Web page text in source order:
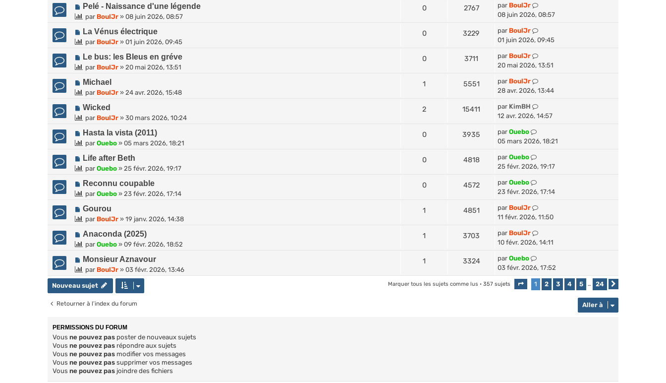
Pelé - Naissance d'une légende
par BoulJr » 08 juin 2026, 08:57
0 2767 par BoulJr
08 juin 2026, 08:57
La Vénus électrique
par BoulJr » 01 juin 2026, 09:45
0 3229 par BoulJr
01 juin 2026, 09:45
Le bus: les Bleus en gréve
par BoulJr » 20 mai 2026, 13:51
0 3711 par BoulJr
20 mai 2026, 13:51
Michael
par BoulJr » 24 avr. 2026, 15:48
1 5551 par BoulJr
28 avr. 2026, 13:44
Wicked
par BoulJr » 30 mars 2026, 10:24
2 15411 par KimBH
12 avr. 2026, 14:57
Hasta la vista (2011)
par Ouebo » 05 mars 2026, 18:21
0 3935 par Ouebo
05 mars 2026, 18:21
Life after Beth
par Ouebo » 25 févr. 2026, 19:17
0 4818 par Ouebo
25 févr. 2026, 19:17
Reconnu coupable
par Ouebo » 23 févr. 2026, 17:14
0 4572 par Ouebo
23 févr. 2026, 17:14
Gourou
par BoulJr » 19 janv. 2026, 14:38
1 4851 par BoulJr
11 févr. 2026, 11:50
Anaconda (2025)
par Ouebo » 09 févr. 2026, 18:52
1 3703 par BoulJr
10 févr. 2026, 14:11
Monsieur Aznavour
par BoulJr » 03 févr. 2026, 13:46
1 3324 par Ouebo
03 févr. 2026, 17:52
Nouveau sujet Marquer tous les sujets comme lus • 357 sujets Page 1sur24
1 2 3 4 5 … 24
Retourner à l’index du forum Aller à
PERMISSIONS DU FORUM
Vous ne pouvez pas poster de nouveaux sujets
Vous ne pouvez pas répondre aux sujets
Vous ne pouvez pas modifier vos messages
Vous ne pouvez pas supprimer vos messages
Vous ne pouvez pas joindre des fichiers